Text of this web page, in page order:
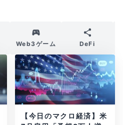
Web3ゲーム DeFi
【今日のマクロ経済】米